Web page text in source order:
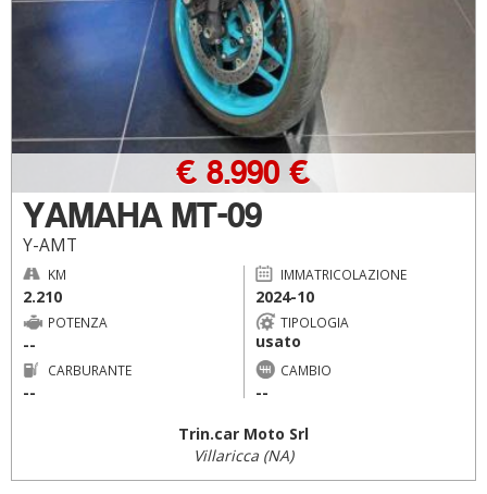
YAMAHA MT-09
Y-AMT
€ 8.990 €
KM
2.210
IMMATRICOLAZIONE
2024-10
POTENZA
--
TIPOLOGIA
usato
CARBURANTE
--
CAMBIO
--
Trin.car Moto Srl
Villaricca (NA)